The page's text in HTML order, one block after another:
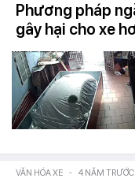
Phương pháp
gây hại cho xe
VĂN HÓA XE - 4 NĂM TRƯỚC